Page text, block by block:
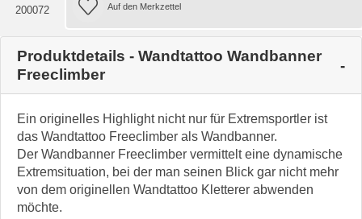
200072
Produktdetails - Wandtattoo Wandbanner
Freeclimber
Ein originelles Highlight nicht nur für Extremsportler ist
das Wandtattoo Freeclimber als Wandbanner.
Der Wandbanner Freeclimber vermittelt eine dynamische
Extremsituation, bei der man seinen Blick gar nicht mehr
von dem originellen Wandtattoo Kletterer abwenden
möchte.